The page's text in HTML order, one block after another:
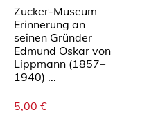
Zucker-Museum –
Erinnerung an
seinen Gründer
Edmund Oskar von
Lippmann (1857–
1940) ...
5,00 €